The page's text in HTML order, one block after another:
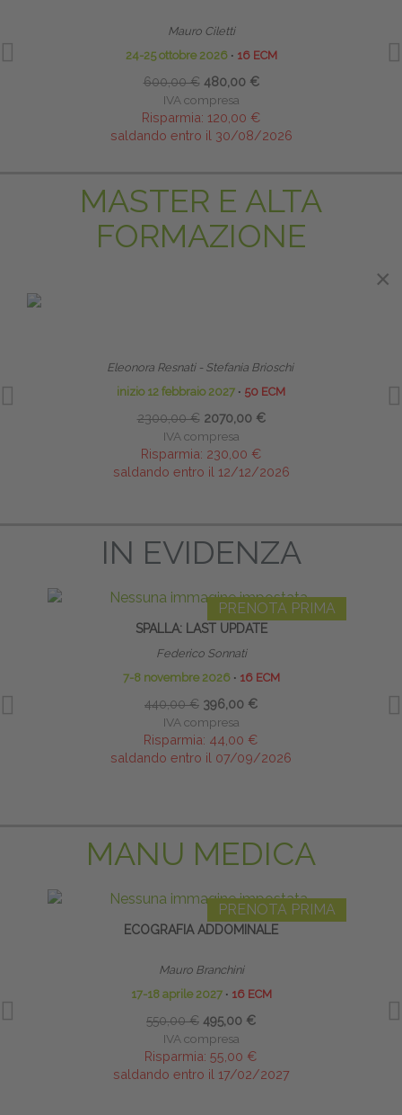
Mauro Ciletti
24-25 ottobre 2026 ∙ 16 ECM
600,00 € 480,00 €
IVA compresa
Risparmia: 120,00 €
saldando entro il 30/08/2026
MASTER E ALTA
FORMAZIONE
Eleonora Resnati - Stefania Brioschi
inizio 12 febbraio 2027 ∙ 50 ECM
2300,00 € 2070,00 €
IVA compresa
Risparmia: 230,00 €
saldando entro il 12/12/2026
IN EVIDENZA
PRENOTA PRIMA
SPALLA: LAST UPDATE
Federico Sonnati
7-8 novembre 2026 ∙ 16 ECM
440,00 € 396,00 €
IVA compresa
Risparmia: 44,00 €
saldando entro il 07/09/2026
MANU MEDICA
PRENOTA PRIMA
ECOGRAFIA ADDOMINALE
Mauro Branchini
17-18 aprile 2027 ∙ 16 ECM
550,00 € 495,00 €
IVA compresa
Risparmia: 55,00 €
saldando entro il 17/02/2027
×
×